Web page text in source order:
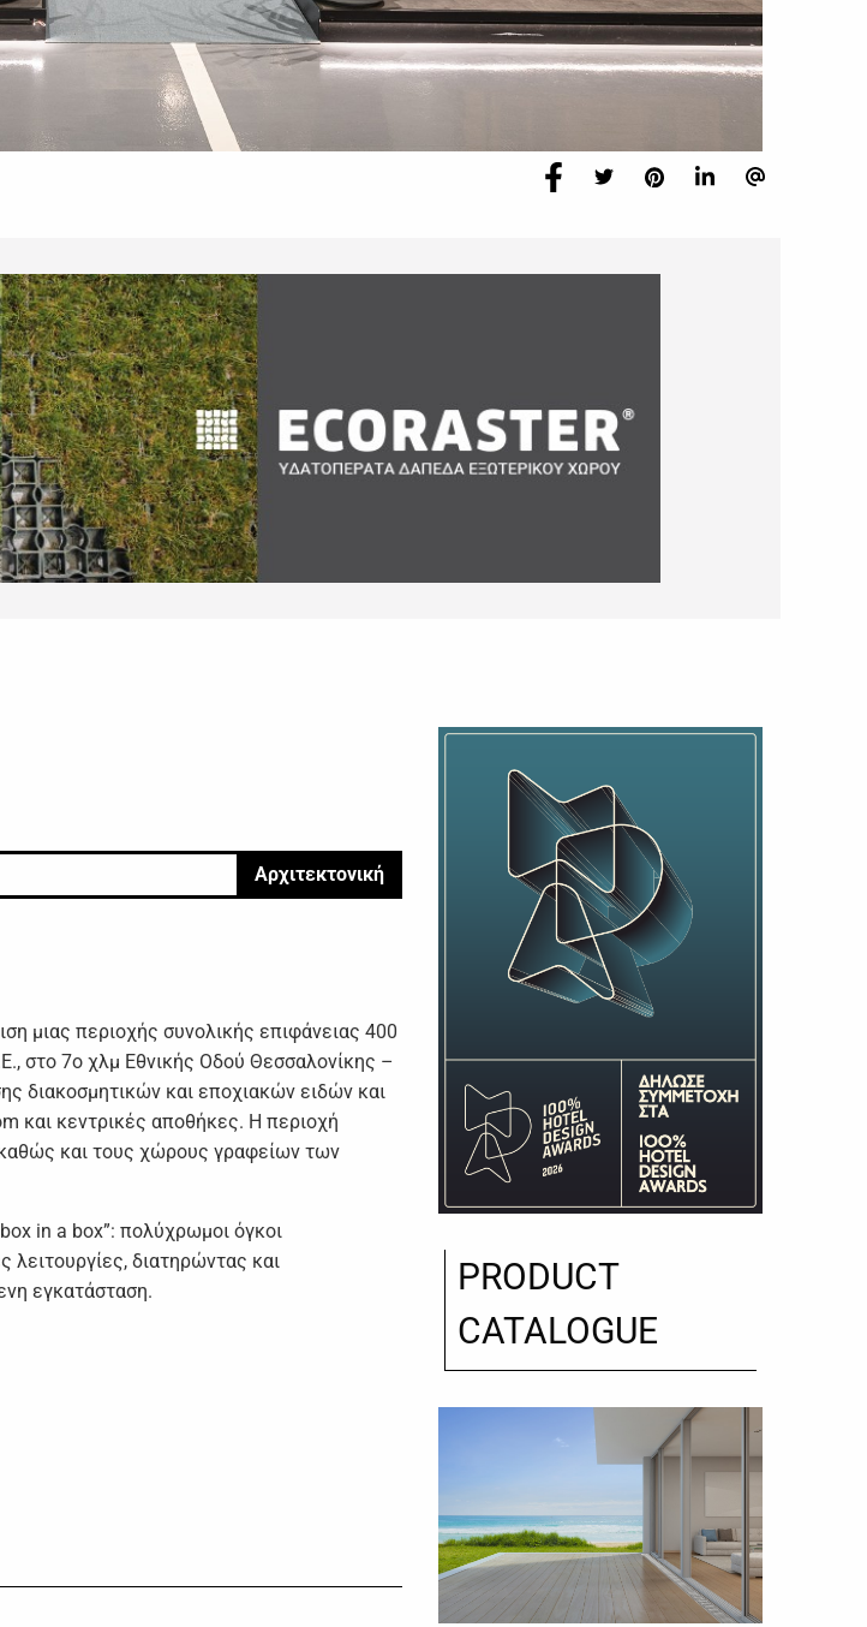
Αρχιτεκτονική
μιας περιοχής συνολικής επιφάνειας 400
στο 7ο χλμ Εθνικής Οδού Θεσσαλονίκης –
διακοσμητικών και εποχιακών ειδών και
και κεντρικές αποθήκες. Η περιοχή
και τους χώρους γραφείων των
in a box”: πολύχρωμοι όγκοι
διατηρώντας και
εγκατάσταση.
PRODUCT
CATALOGUE